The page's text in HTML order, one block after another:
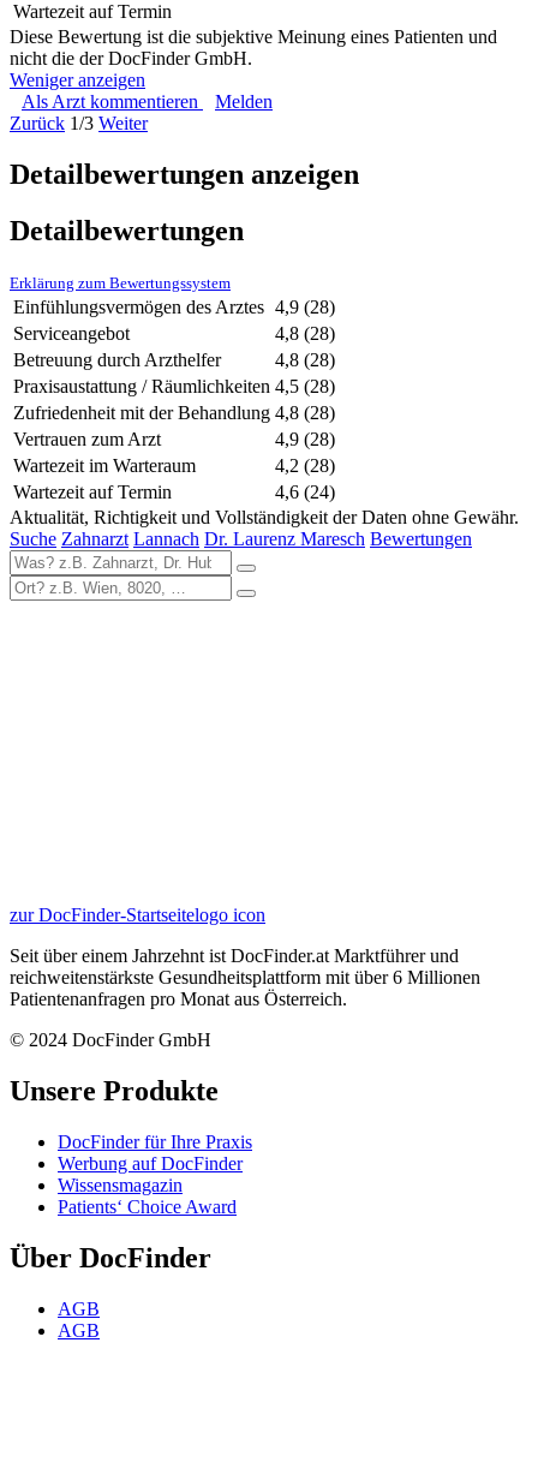
Wartezeit auf Termin
Diese Bewertung ist die subjektive Meinung eines Patienten und
nicht die der DocFinder GmbH.
Weniger anzeigen
Als Arzt kommentieren
Melden
Zurück 1/3 Weiter
Detailbewertungen anzeigen
Detailbewertungen
Erklärung zum Bewertungssystem
Einfühlungsvermögen des Arztes 4,9 (28)
Serviceangebot
4,8 (28)
Betreuung durch Arzthelfer
4,8 (28)
Praxisaustattung / Räumlichkeiten 4,5 (28)
Zufriedenheit mit der Behandlung 4,8 (28)
Vertrauen zum Arzt
4,9 (28)
Wartezeit im Warteraum
4,2 (28)
Wartezeit auf Termin
4,6 (24)
Aktualität, Richtigkeit und Vollständigkeit der Daten ohne Gewähr.
Suche Zahnarzt Lannach Dr. Laurenz Maresch Bewertungen
zur DocFinder-Startseitelogo icon
Seit über einem Jahrzehnt ist DocFinder.at Marktführer und
reichweitenstärkste Gesundheitsplattform mit über 6 Millionen
Patientenanfragen pro Monat aus Österreich.
© 2024 DocFinder GmbH
Unsere Produkte
DocFinder für Ihre Praxis
Werbung auf DocFinder
Wissensmagazin
Patients‘ Choice Award
Über DocFinder
AGB
AGB